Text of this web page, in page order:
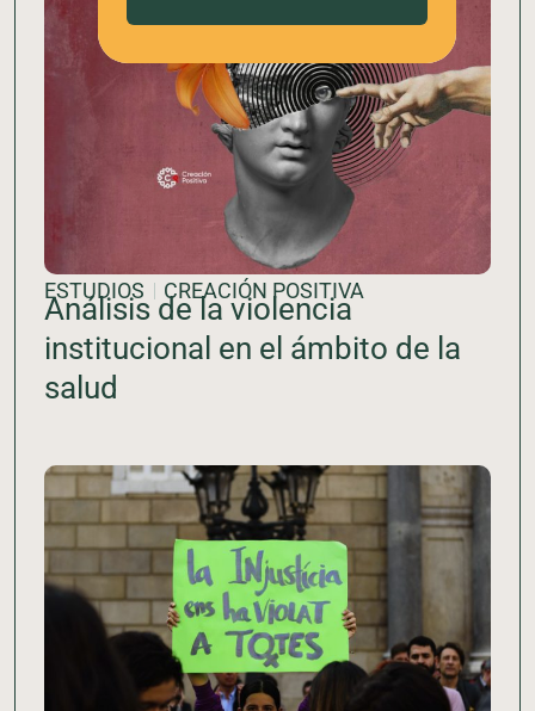
ESTUDIOS CREACIÓN POSITIVA
Análisis de la violencia
institucional en el ámbito de la
salud